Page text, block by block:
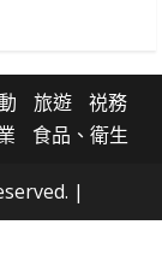
旅遊
祱務
食品、衛生
|